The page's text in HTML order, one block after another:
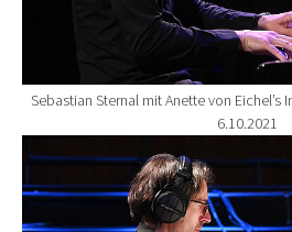
Sebastian Sternal mit Anette von Eichel’s
6.10.2021
Show larger version for: